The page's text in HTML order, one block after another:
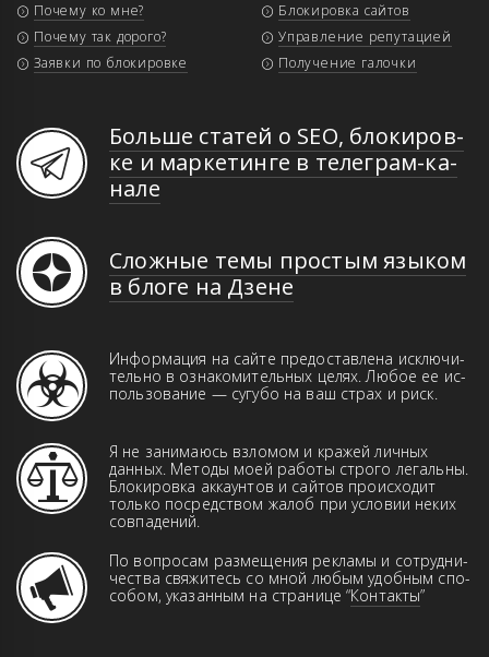
Почему ко мне?
Почему так дорого?
Заявки по блокировке
Блокировка сайтов
Управление репутацией
Получение галочки
Больше статей о SEO, бло­ки­ров­
ке и мар­ке­тин­ге в те­ле­грам-ка­
на­ле
Сложные темы простым языком
в блоге на Дзене
Информация на сайте предоставлена иск­­лю­­чи­­
те­ль­но в оз­на­ко­ми­тель­ных це­лях. Лю­бое ее ис­
поль­зо­ва­ние — сугубо на ваш страх и риск.
Я не занимаюсь взломом и кражей лич­ных
данн­ых. Ме­то­ды моей работы строго ле­галь­ны.
Бло­ки­ров­ка аккаунтов и сай­тов про­ис­хо­дит
только пос­ред­ством жа­лоб при ус­ло­вии неких
совпадений.
По вопросам размещения рекламы и сот­руд­ни­
чест­ва свя­жи­тесь со мной любым удоб­ным спо­
со­бом, указанным на странице “Контакты”